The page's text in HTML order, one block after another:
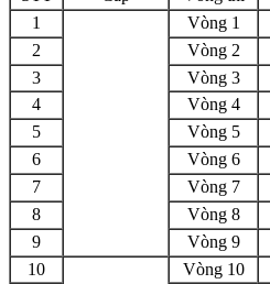
1
Vòng 1
2
Vòng 2
3 Vòng 3
4
Vòng 4
5
Vòng 5
6
Vòng 6
7
Vòng 7
8
Vòng 8
9
Vòng 9
10
Vòng 10